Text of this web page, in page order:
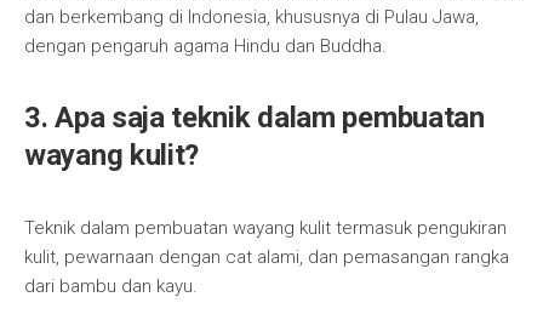
dan berkembang di Indonesia, khususnya di Pulau Jawa,
dengan pengaruh agama Hindu dan Buddha.
3. Apa saja teknik dalam pembuatan
wayang kulit?
Teknik dalam pembuatan wayang kulit termasuk pengukiran
kulit, pewarnaan dengan cat alami, dan pemasangan rangka
dari bambu dan kayu.